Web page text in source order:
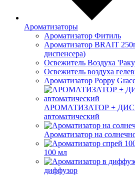
Ароматизаторы
Ароматизатор Фитиль
Ароматизатор BRAIT
диспенсера)
Освежитель Воздуха
Освежитель воздуха
Ароматизатор Poppy
АРОМАТИЗАТОР +
автоматический
Ароматизатор на
100 мл
диффузор